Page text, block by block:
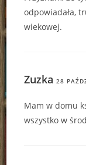
odpowiadała,
wiekowej.
Zuzka 28
Mam w domu
wszystko w